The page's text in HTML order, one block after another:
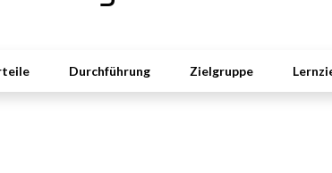
Durchführung Zielgruppe